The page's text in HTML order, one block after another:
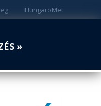
HungaroMet
»